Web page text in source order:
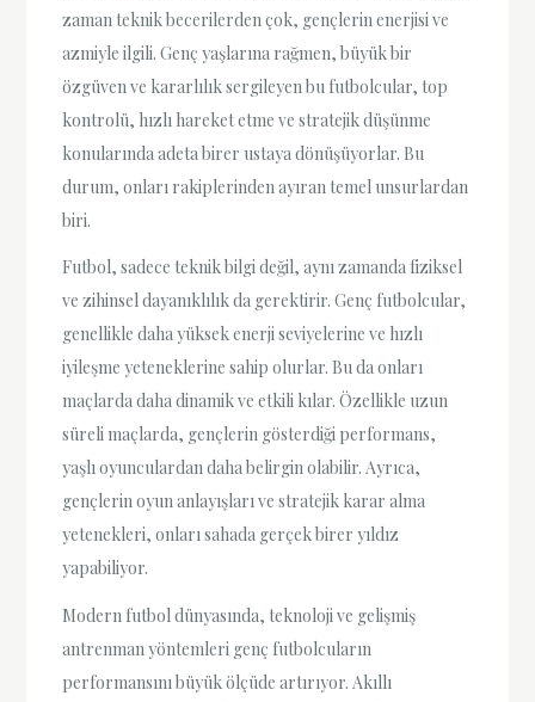
zaman teknik becerilerden çok, gençlerin enerjisi ve
azmiyle ilgili. Genç yaşlarına rağmen, büyük bir
özgüven ve kararlılık sergileyen bu futbolcular, top
kontrolü, hızlı hareket etme ve stratejik düşünme
konularında adeta birer ustaya dönüşüyorlar. Bu
durum, onları rakiplerinden ayıran temel unsurlardan
biri.
Futbol, sadece teknik bilgi değil, aynı zamanda fiziksel
ve zihinsel dayanıklılık da gerektirir. Genç futbolcular,
genellikle daha yüksek enerji seviyelerine ve hızlı
iyileşme yeteneklerine sahip olurlar. Bu da onları
maçlarda daha dinamik ve etkili kılar. Özellikle uzun
süreli maçlarda, gençlerin gösterdiği performans,
yaşlı oyunculardan daha belirgin olabilir. Ayrıca,
gençlerin oyun anlayışları ve stratejik karar alma
yetenekleri, onları sahada gerçek birer yıldız
yapabiliyor.
Modern futbol dünyasında, teknoloji ve gelişmiş
antrenman yöntemleri genç futbolcuların
performansını büyük ölçüde artırıyor. Akıllı